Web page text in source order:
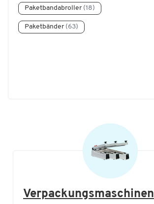
Paketbandabroller (18)
Paketbänder (63)
Verpackungsmaschinen